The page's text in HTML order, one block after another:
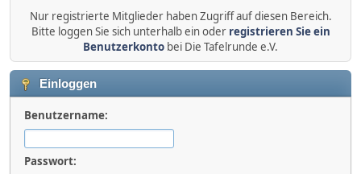
Nur registrierte Mitglieder haben Zugriff auf diesen Bereich.
Bitte loggen Sie sich unterhalb ein oder registrieren Sie ein
Benutzerkonto bei Die Tafelrunde e.V.
Einloggen
Benutzername:
Passwort: